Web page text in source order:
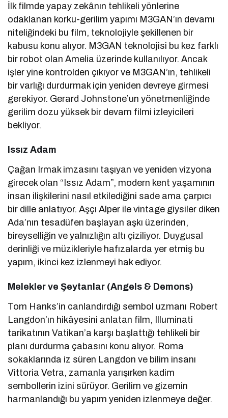
İlk filmde yapay zekânın tehlikeli yönlerine
odaklanan korku-gerilim yapımı M3GAN’ın devamı
niteliğindeki bu film, teknolojiyle şekillenen bir
kabusu konu alıyor. M3GAN teknolojisi bu kez farklı
bir robot olan Amelia üzerinde kullanılıyor. Ancak
işler yine kontrolden çıkıyor ve M3GAN’ın, tehlikeli
bir varlığı durdurmak için yeniden devreye girmesi
gerekiyor. Gerard Johnstone’un yönetmenliğinde
gerilim dozu yüksek bir devam filmi izleyicileri
bekliyor.
Issız Adam
Çağan Irmak imzasını taşıyan ve yeniden vizyona
girecek olan “Issız Adam”, modern kent yaşamının
insan ilişkilerini nasıl etkilediğini sade ama çarpıcı
bir dille anlatıyor. Aşçı Alper ile vintage giysiler diken
Ada’nın tesadüfen başlayan aşkı üzerinden,
bireyselliğin ve yalnızlığın altı çiziliyor. Duygusal
derinliği ve müzikleriyle hafızalarda yer etmiş bu
yapım, ikinci kez izlenmeyi hak ediyor.
Melekler ve Şeytanlar (Angels & Demons)
Tom Hanks’in canlandırdığı sembol uzmanı Robert
Langdon’ın hikâyesini anlatan film, Illuminati
tarikatının Vatikan’a karşı başlattığı tehlikeli bir
planı durdurma çabasını konu alıyor. Roma
sokaklarında iz süren Langdon ve bilim insanı
Vittoria Vetra, zamanla yarışırken kadim
sembollerin izini sürüyor. Gerilim ve gizemin
harmanlandığı bu yapım yeniden izlenmeye değer.